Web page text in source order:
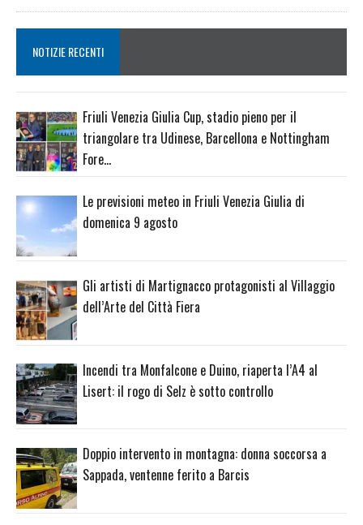
NOTIZIE RECENTI
Friuli Venezia Giulia Cup, stadio pieno per il
triangolare tra Udinese, Barcellona e Nottingham
Fore…
Le previsioni meteo in Friuli Venezia Giulia di
domenica 9 agosto
Gli artisti di Martignacco protagonisti al Villaggio
dell’Arte del Città Fiera
Incendi tra Monfalcone e Duino, riaperta l’A4 al
Lisert: il rogo di Selz è sotto controllo
Doppio intervento in montagna: donna soccorsa a
Sappada, ventenne ferito a Barcis